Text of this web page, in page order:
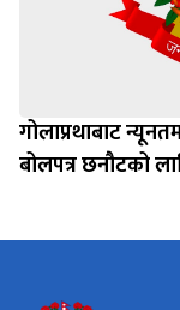
गोलाप्रथाबाट
बोलपत्र छनौटको